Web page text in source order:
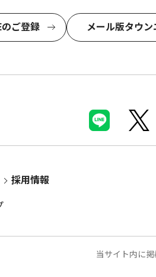
ご登録 メール版タウ
採用情報
当サイト内に掲